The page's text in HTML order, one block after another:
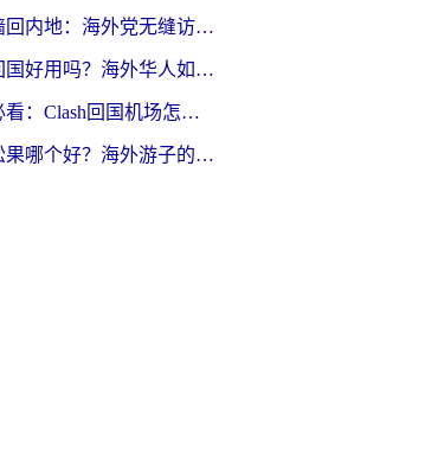
香港翻墙回内地：海外党无缝访问国内资源的加速器选择全攻略
迅游和回国好用吗？海外华人如何选择靠谱的回国加速器
海外党必看：Clash回国机场怎么选？一篇搞定无缝访问国内资源的全攻略
穿梭和松果哪个好？海外游子的数字归乡路，到底该怎么选